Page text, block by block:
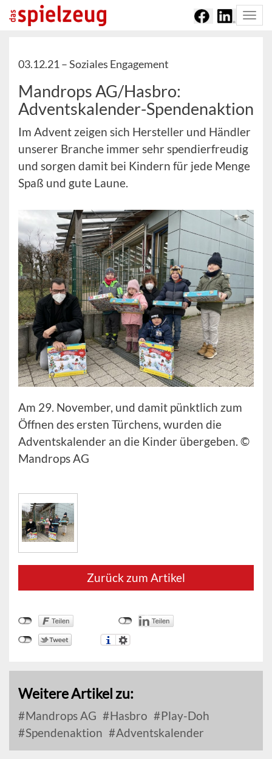
03.12.21 –Soziales Engagement
Mandrops AG/Hasbro:
Adventskalender-Spendenaktion
Im Advent zeigen sich Hersteller und Händler
unserer Branche immer sehr spendierfreudig
und sorgen damit bei Kindern für jede Menge
Spaß und gute Laune.
Am 29. November, und damit pünktlich zum
Öffnen des ersten Türchens, wurden die
Adventskalender an die Kinder übergeben. ©
Mandrops AG
Zurück zum Artikel
Weitere Artikel zu:
Mandrops AG Hasbro
Play-Doh
Spendenaktion
Adventskalender